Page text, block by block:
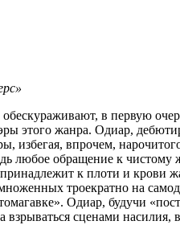
в первую
этого жанра. Одиар,
избегая, впрочем,
любое обращение к
к плоти и
троекратно на
Одиар, будучи
взрываться сценами